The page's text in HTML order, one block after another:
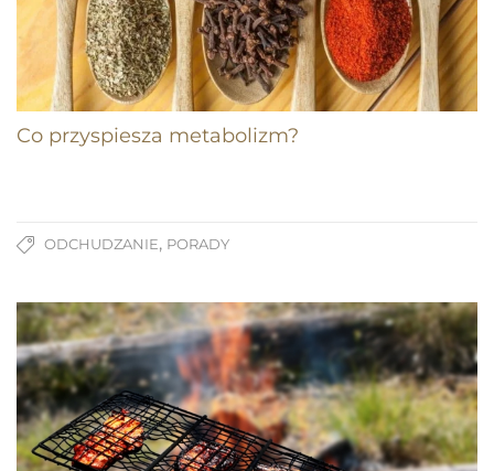
Co przyspiesza metabolizm?
ODCHUDZANIE, PORADY